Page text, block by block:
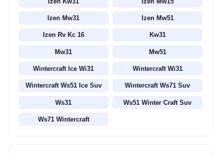
Izen Mw31 Izen Mw51
Izen Rv Kc 16 Kw31
Mw31 Mw51
Wintercraft Ice Wi31 Wintercraft Wi31
Wintercraft Ws51 Ice Suv Wintercraft Ws71 Suv
Ws31 Ws51 Winter Craft Suv
Ws71 Wintercraft